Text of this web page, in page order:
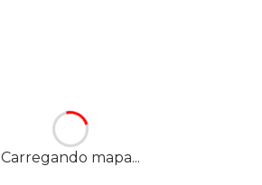
Carregando mapa...